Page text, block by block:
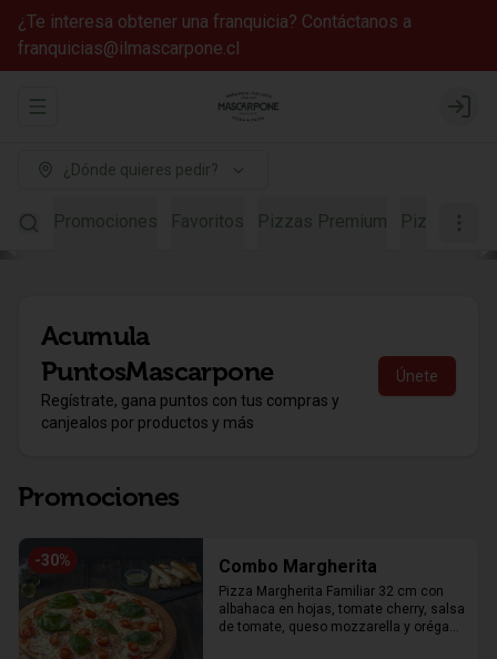
¿Te interesa obtener una franquicia? Contáctanos a
franquicias@ilmascarpone.cl
Abrir menu de navegación Login
¿Dónde quieres pedir?
Promociones Favoritos Pizzas Premium Pizzas
Acumula
PuntosMascarpone
Regístrate, gana puntos con tus compras y
canjealos por productos y más
Únete
Promociones
-30% Combo Margherita
Pizza Margherita Familiar 32 cm con
albahaca en hojas, tomate cherry, salsa
de tomate, queso mozzarella y orégano